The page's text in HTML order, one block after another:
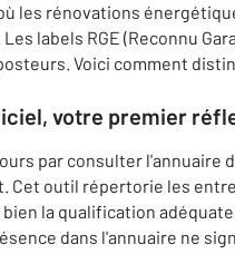
les rénovations
labels RGE (Reconnu
Voici comment
votre premier
par consulter l'annuaire
Cet outil répertorie les
la qualification
dans l'annuaire ne